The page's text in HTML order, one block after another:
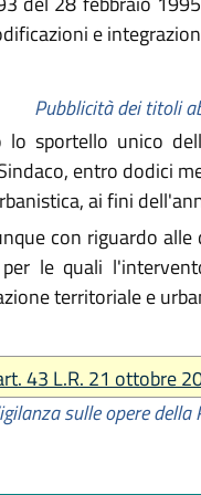
e
Pubblicità dei titoli
lo sportello unico
entro dodici
ai fini
con riguardo
le quali
territoriale e
43 L.R. 21 ottobre
sulle opere della